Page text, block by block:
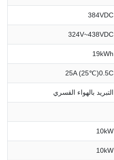
384VDC
324V~438VDC
19kWh
25A (25℃)0.5C
التبريد بالهواء القسري
10kW
10kW